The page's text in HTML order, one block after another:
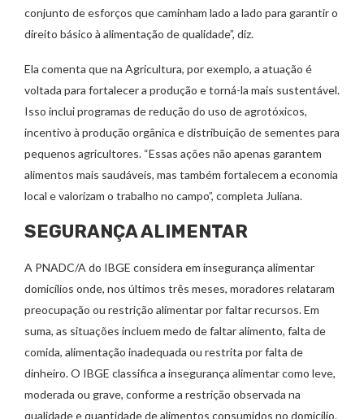
conjunto de esforços que caminham lado a lado para garantir o
direito básico à alimentação de qualidade”, diz.
Ela comenta que na Agricultura, por exemplo, a atuação é
voltada para fortalecer a produção e torná-la mais sustentável.
Isso inclui programas de redução do uso de agrotóxicos,
incentivo à produção orgânica e distribuição de sementes para
pequenos agricultores. “Essas ações não apenas garantem
alimentos mais saudáveis, mas também fortalecem a economia
local e valorizam o trabalho no campo”, completa Juliana.
SEGURANÇA ALIMENTAR
A PNADC/A do IBGE considera em insegurança alimentar
domicílios onde, nos últimos três meses, moradores relataram
preocupação ou restrição alimentar por faltar recursos. Em
suma, as situações incluem medo de faltar alimento, falta de
comida, alimentação inadequada ou restrita por falta de
dinheiro. O IBGE classifica a insegurança alimentar como leve,
moderada ou grave, conforme a restrição observada na
qualidade e quantidade de alimentos consumidos no domicílio.